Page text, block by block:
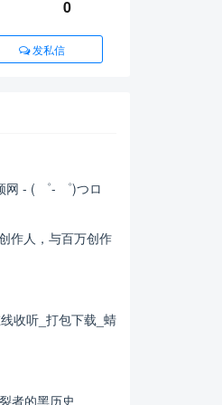
0
发私信
网 - ( ゜- ゜)つロ
作人，与百万创作
收听_打包下载_蜻
者的黑历史